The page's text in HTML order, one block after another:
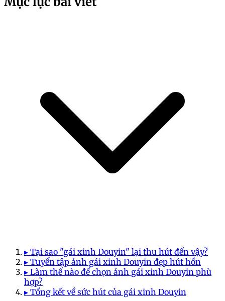
▸ Tại sao "gái xinh Douyin" lại thu hút đến vậy?
▸ Tuyển tập ảnh gái xinh Douyin đẹp hút hồn
▸ Làm thế nào để chọn ảnh gái xinh Douyin phù
hợp?
▸ Tổng kết về sức hút của gái xinh Douyin